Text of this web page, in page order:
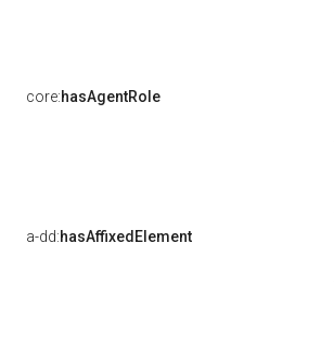
core:hasAgentRole
a-dd:hasAffixedElement